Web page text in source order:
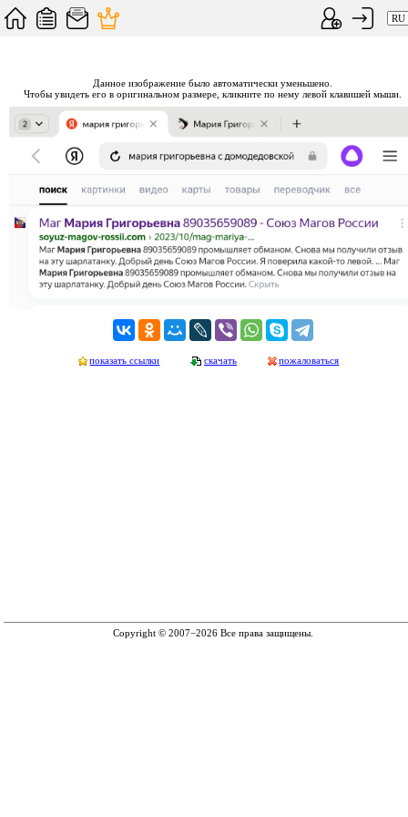
Данное изображение было автоматически уменьшено.
Чтобы увидеть его в оригинальном размере, кликните по нему левой клавишей мыши.
показать ссылки скачать пожаловаться
Copyright © 2007−2026 Все права защищены.